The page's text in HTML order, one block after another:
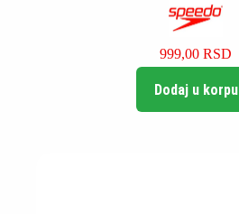
999,00RSD
Dodaj u korpu